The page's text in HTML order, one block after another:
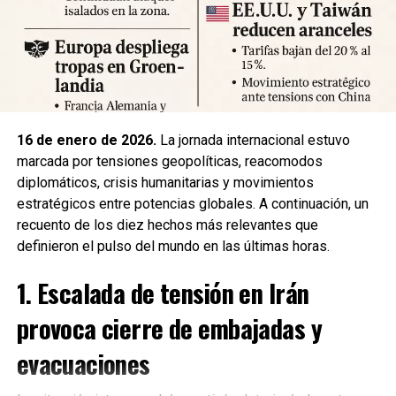
habilitado centros de atención para damnificados y piden a
la ciudadanía priorizar la seguridad y la cooperación con
los equipos de respuesta.
Fuente: 5to Poder Agencia de Noticias
16 de enero de 2026.La jornada internacional estuvo
marcada por tensiones geopolíticas, reacomodos
diplomáticos, crisis humanitarias y movimientos
estratégicos entre potencias globales. A continuación, un
recuento de los diez hechos más relevantes que
definieron el pulso del mundo en las últimas horas.
1. Escalada de tensión en Irán
provoca cierre de embajadas y
evacuaciones